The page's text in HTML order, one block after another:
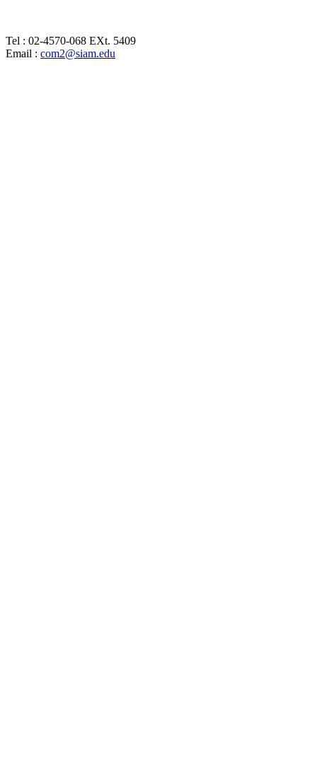
Tel : 02-4570-068 EXt. 5409
Email : com2@siam.edu